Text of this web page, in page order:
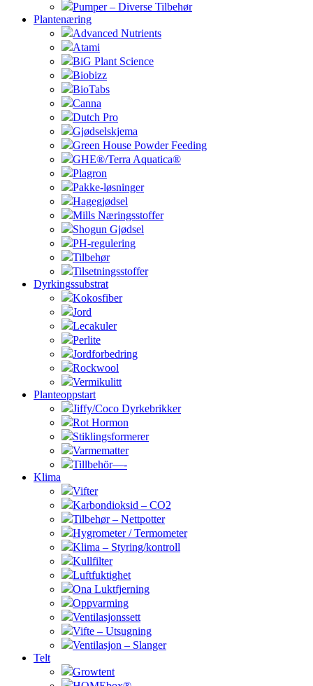
Pumper – Diverse Tilbehør
Plantenæring
Advanced Nutrients
Atami
BiG Plant Science
Biobizz
BioTabs
Canna
Dutch Pro
Gjødselskjema
Green House Powder Feeding
GHE®/Terra Aquatica®
Plagron
Pakke-løsninger
Hagegjødsel
Mills Næringsstoffer
Shogun Gjødsel
PH-regulering
Tilbehør
Tilsetningsstoffer
Dyrkingssubstrat
Kokosfiber
Jord
Lecakuler
Perlite
Jordforbedring
Rockwool
Vermikulitt
Planteoppstart
Jiffy/Coco Dyrkebrikker
Rot Hormon
Stiklingsformerer
Varmematter
Tillbehör—-
Klima
Vifter
Karbondioksid – CO2
Tilbehør – Nettpotter
Hygrometer / Termometer
Klima – Styring/kontroll
Kullfilter
Luftfuktighet
Ona Luktfjerning
Oppvarming
Ventilasjonssett
Vifte – Utsugning
Ventilasjon – Slanger
Telt
Growtent